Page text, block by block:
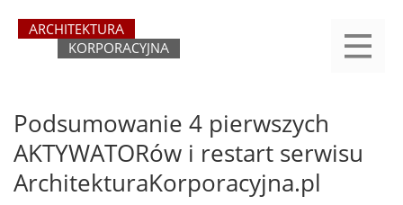
yasne
main
Podsumowanie 4 pierwszych
AKTYWATORów i restart serwisu
ArchitekturaKorporacyjna.pl